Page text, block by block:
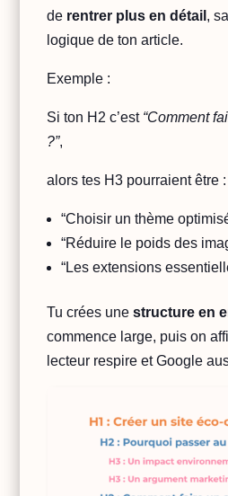
de rentrer plus en détail ,
logique de ton article.
Exemple :
Si ton H2 c’est “Comment
?”,
alors tes H3 pourraient être :
“Choisir un thème
“Réduire le poids des
“Les extensions
Tu crées unestructure en
commence large, puis on
lecteur respire et Google